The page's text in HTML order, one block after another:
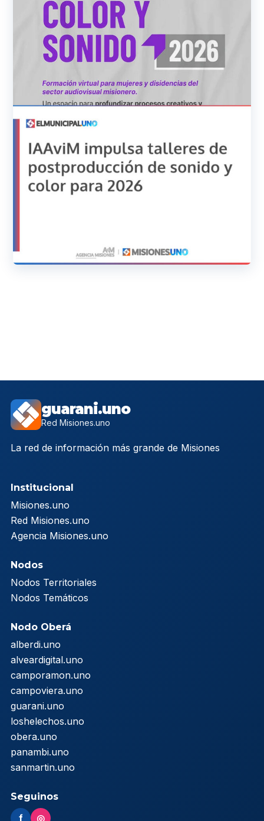
guarani.uno
Red Misiones.uno
La red de información más grande de Misiones
Institucional
Misiones.uno
Red Misiones.uno
Agencia Misiones.uno
Nodos
Nodos Territoriales
Nodos Temáticos
Nodo Oberá
alberdi.uno
alveardigital.uno
camporamon.uno
campoviera.uno
guarani.uno
loshelechos.uno
obera.uno
panambi.uno
sanmartin.uno
Seguinos
f ◎